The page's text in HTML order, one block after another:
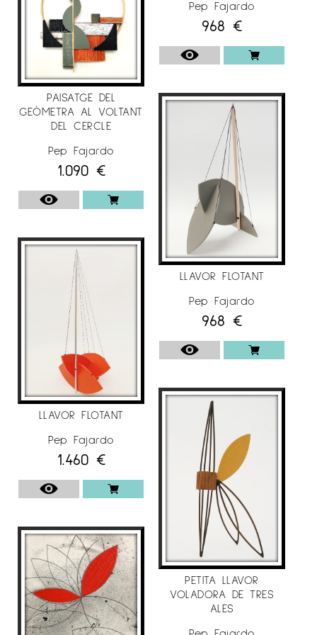
PAISATGE DEL
GEÒMETRA AL VOLTANT
DEL CERCLE
Pep Fajardo
1.090 €
LLAVOR FLOTANT
Pep Fajardo
1.460 €
Pep Fajardo
968 €
LLAVOR FLOTANT
Pep Fajardo
968 €
PETITA LLAVOR
VOLADORA DE TRES
ALES